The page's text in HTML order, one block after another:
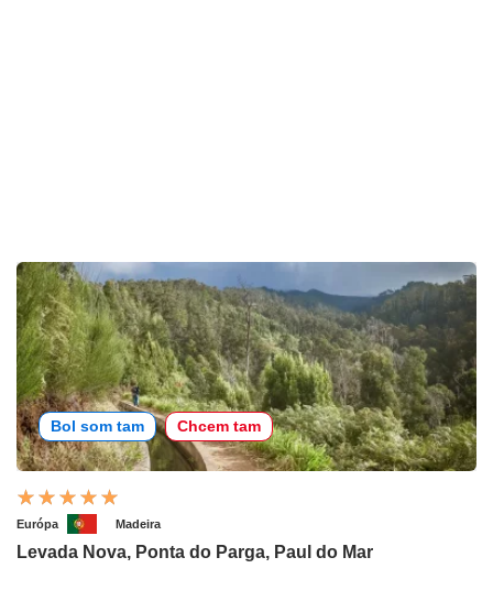
Bol som tam Chcem tam
Európa Madeira
Levada Nova, Ponta do Parga, Paul do Mar